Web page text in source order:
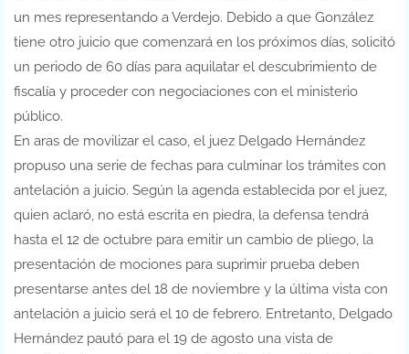
un mes representando a Verdejo. Debido a que González
tiene otro juicio que comenzará en los próximos días, solicitó
un periodo de 60 días para aquilatar el descubrimiento de
fiscalía y proceder con negociaciones con el ministerio
público.
En aras de movilizar el caso, el juez Delgado Hernández
propuso una serie de fechas para culminar los trámites con
antelación a juicio. Según la agenda establecida por el juez,
quien aclaró, no está escrita en piedra, la defensa tendrá
hasta el 12 de octubre para emitir un cambio de pliego, la
presentación de mociones para suprimir prueba deben
presentarse antes del 18 de noviembre y la última vista con
antelación a juicio será el 10 de febrero. Entretanto, Delgado
Hernández pautó para el 19 de agosto una vista de